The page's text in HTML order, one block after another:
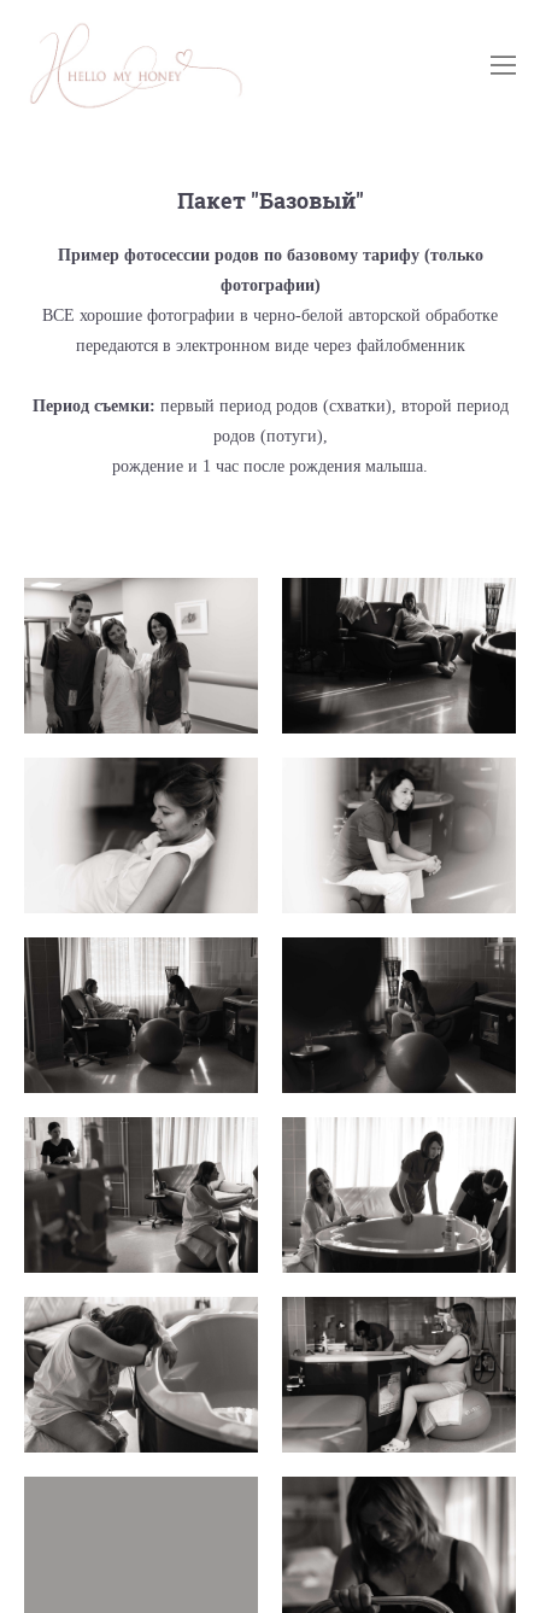
Пакет "Базовый"
Пример фотосессии родов по базовому тарифу (только
фотографии)
ВСЕ хорошие фотографии в черно-белой авторской обработке
передаются в электронном виде через файлобменник
Период съемки: первый период родов (схватки), второй период
родов (потуги),
рождение и 1 час после рождения малыша.